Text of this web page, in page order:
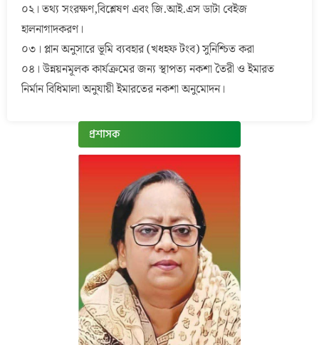
০২। তথ্য সংরক্ষণ,বিশ্লেষণ এবং জি.আই.এস ডাটা বেইজ
হালনাগাদকরণ।
০৩। প্লান অনুসারে ভূমি ব্যবহার (খধহফ টংব) সুনিশ্চিত করা
০৪। উন্নয়নমূলক কার্যক্রমের জন্য স্থাপত্য নকশা তৈরী ও ইমারত
নির্মান বিধিমালা অনুযায়ী ইমারতের নকশা অনুমোদন।
প্রশাসক